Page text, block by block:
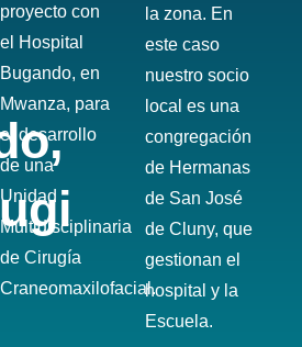
proyecto con
el Hospital
Bugando, en
Mwanza, para
el desarrollo
de una
Unidad
Multidisciplinaria
de Cirugía
Craneomaxilofacial.
la zona. En
este caso
nuestro socio
local es una
congregación
de Hermanas
de San José
de Cluny, que
gestionan el
hospital y la
Escuela.